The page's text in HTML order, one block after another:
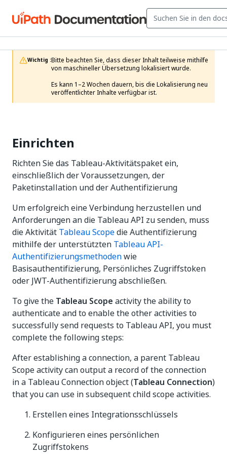
Wichtig :Bitte beachten Sie, dass dieser Inhalt teilweise mithilfe
von maschineller Übersetzung lokalisiert wurde.
Es kann 1–2 Wochen dauern, bis die Lokalisierung neu
veröffentlichter Inhalte verfügbar ist.
Einrichten
Richten Sie das Tableau-Aktivitätspaket ein,
einschließlich der Voraussetzungen, der
Paketinstallation und der Authentifizierung
Um erfolgreich eine Verbindung herzustellen und
Anforderungen an die Tableau API zu senden, muss
die Aktivität Tableau Scopedie Authentifizierung
mithilfe der unterstützten Tableau API-
Authentifizierungsmethodenwie
Basisauthentifizierung, Persönliches Zugriffstoken
oder JWT-Authentifizierung abschließen.
To give the Tableau Scope activity the ability to
authenticate and to enable the other activities to
successfully send requests to Tableau API, you must
complete the following steps:
After establishing a connection, a parent Tableau
Scope activity can output a record of the connection
in a Tableau Connection object (Tableau Connection)
that you can use in subsequent child scope activities.
Erstellen eines Integrationsschlüssels
Konfigurieren eines persönlichen
Zugriffstokens